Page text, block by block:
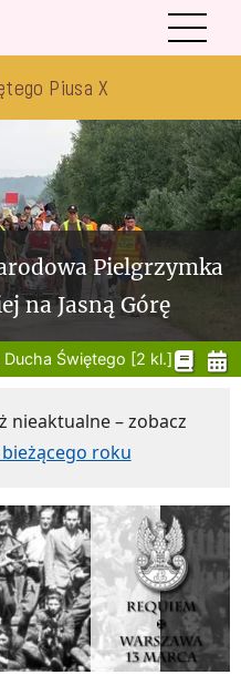
Piusa X
Pielgrzymka
na Jasną Górę
Ducha Świętego [2 kl.]
nieaktualne – zobacz
roku